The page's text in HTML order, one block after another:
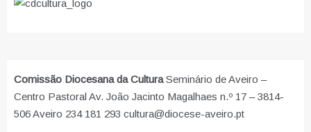
Comissão Diocesana da CulturaSeminário de Aveiro –
Centro Pastoral Av. João Jacinto Magalhaes n.º 17 – 3814-
506 Aveiro 234 181 293 cultura@diocese-aveiro.pt